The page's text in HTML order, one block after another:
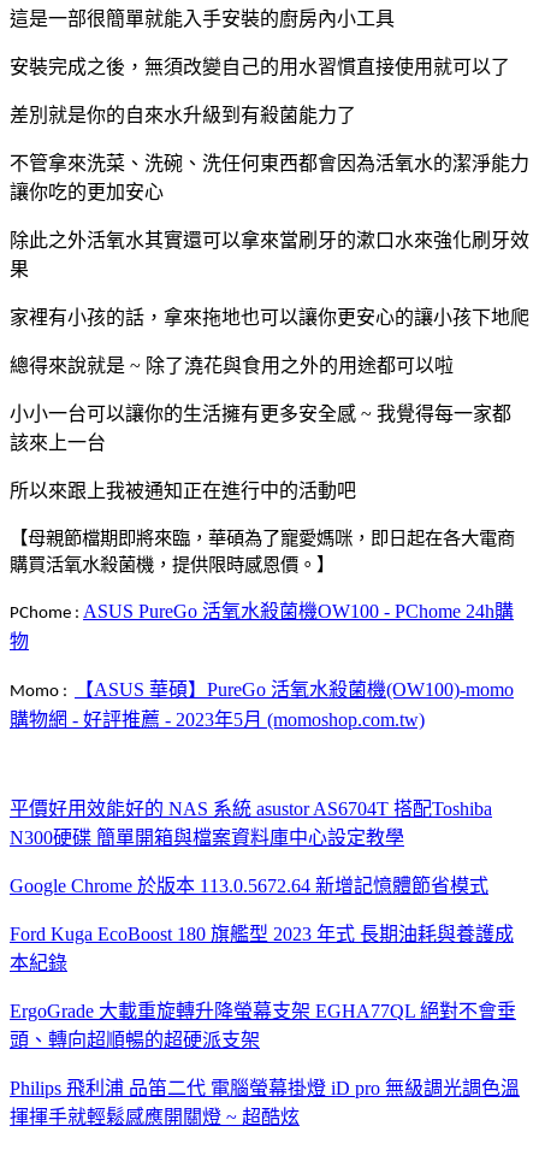
這是一部很簡單就能入手安裝的廚房內小工具
安裝完成之後，無須改變自己的用水習慣直接使用就可以了
差別就是你的自來水升級到有殺菌能力了
不管拿來洗菜、洗碗、洗任何東西都會因為活氧水的潔淨能力
讓你吃的更加安心
除此之外活氧水其實還可以拿來當刷牙的漱口水來強化刷牙效
果
家裡有小孩的話，拿來拖地也可以讓你更安心的讓小孩下地爬
總得來說就是 ~ 除了澆花與食用之外的用途都可以啦
小小一台可以讓你的生活擁有更多安全感 ~ 我覺得每一家都
該來上一台
所以來跟上我被通知正在進行中的活動吧
【母親節檔期即將來臨，華碩為了寵愛媽咪，即日起在各大電商
購買活氧水殺菌機，提供限時感恩價。】
PChome : ASUS PureGo 活氧水殺菌機OW100 - PChome 24h購
物
Momo :
【ASUS 華碩】PureGo 活氧水殺菌機(OW100)-momo
購物網 - 好評推薦 - 2023年5月 (momoshop.com.tw)
平價好用效能好的 NAS 系統 asustor AS6704T 搭配Toshiba
N300硬碟 簡單開箱與檔案資料庫中心設定教學
Google Chrome 於版本 113.0.5672.64 新增記憶體節省模式
Ford Kuga EcoBoost 180 旗艦型 2023 年式 長期油耗與養護成
本紀錄
ErgoGrade 大載重旋轉升降螢幕支架 EGHA77QL 絕對不會垂
頭、轉向超順暢的超硬派支架
Philips 飛利浦 品笛二代 電腦螢幕掛燈 iD pro 無級調光調色溫
揮揮手就輕鬆感應開關燈 ~ 超酷炫